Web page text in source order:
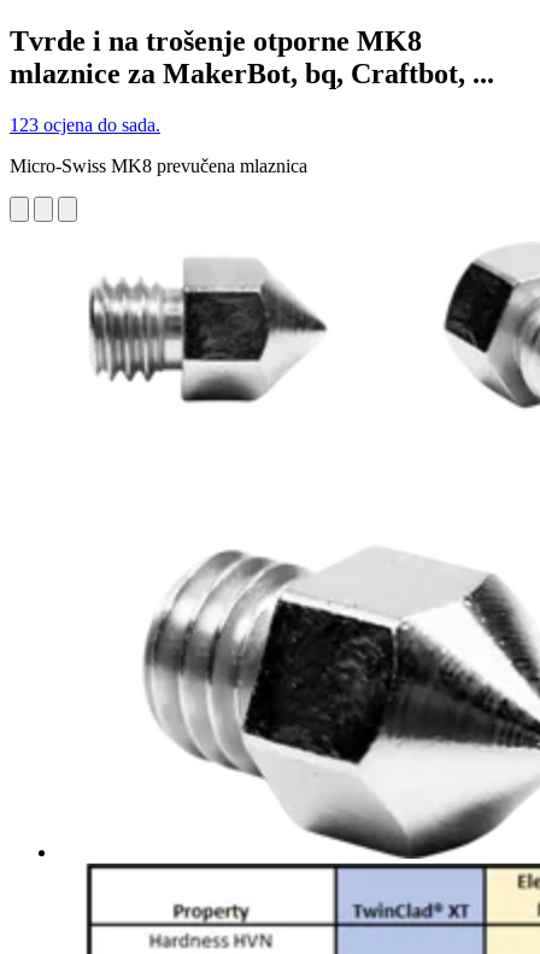
Tvrde i na trošenje otporne MK8
mlaznice za MakerBot, bq, Craftbot, ...
123 ocjena do sada.
Micro-Swiss MK8 prevučena mlaznica